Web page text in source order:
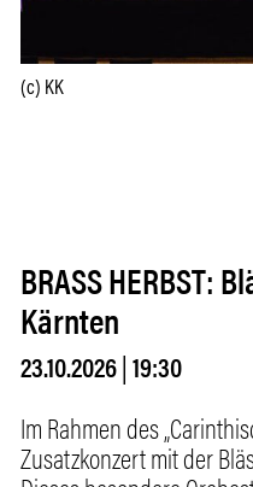
(c) KK
BRASS HERBST:
Kärnten
23.10.2026|19:30
Im Rahmen des
Zusatzkonzert mit der